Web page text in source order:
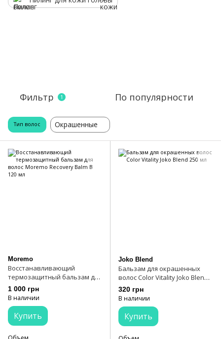
Фильтр 1 По популярности
Тип волос Окрашенные
Moremo
Восстанавливающий
термозащитный бальзам для
волос Moremo Recovery Balm
B 120 мл
1 000 грн
В наличии
Купить
Joko Blend
Бальзам для окрашенных
волос Color Vitality Joko Blend
250 мл
320 грн
В наличии
Купить